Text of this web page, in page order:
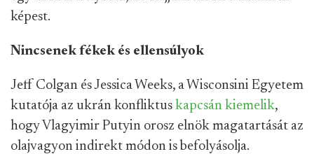
képest.
Nincsenek fékek és ellensúlyok
Jeff Colgan és Jessica Weeks, a Wisconsini Egyetem
kutatója az ukrán konfliktus kapcsán kiemelik,
hogy Vlagyimir Putyin orosz elnök magatartását az
olajvagyon indirekt módon is befolyásolja.